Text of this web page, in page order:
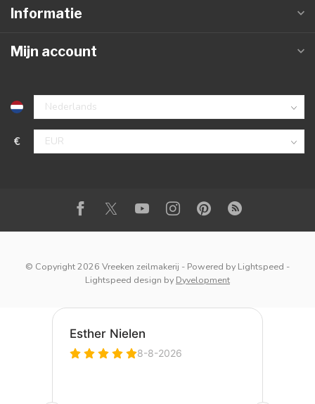
Informatie
Mijn account
€
© Copyright 2026 Vreeken zeilmakerij - Powered by Lightspeed -
Lightspeed design by Dyvelopment